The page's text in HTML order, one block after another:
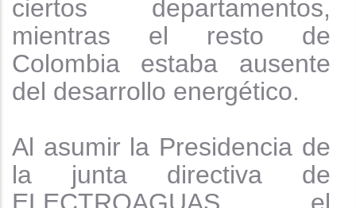
ciertos departamentos,
mientras el resto de
Colombia estaba ausente
del desarrollo energético.
Al asumir la Presidencia de
la junta directiva de